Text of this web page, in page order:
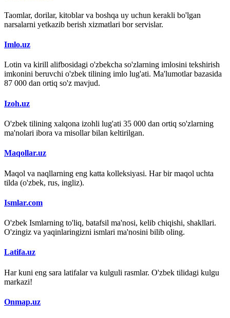
Taomlar, dorilar, kitoblar va boshqa uy uchun kerakli bo'lgan
narsalarni yetkazib berish xizmatlari bor servislar.
Imlo.uz
Lotin va kirill alifbosidagi o'zbekcha so'zlarning imlosini tekshirish
imkonini beruvchi o'zbek tilining imlo lug'ati. Ma'lumotlar bazasida
87 000 dan ortiq so'z mavjud.
Izoh.uz
O'zbek tilining xalqona izohli lug'ati 35 000 dan ortiq so'zlarning
ma'nolari ibora va misollar bilan keltirilgan.
Maqollar.uz
Maqol va naqllarning eng katta kolleksiyasi. Har bir maqol uchta
tilda (o'zbek, rus, ingliz).
Ismlar.com
O'zbek Ismlarning to'liq, batafsil ma'nosi, kelib chiqishi, shakllari.
O'zingiz va yaqinlaringizni ismlari ma'nosini bilib oling.
Latifa.uz
Har kuni eng sara latifalar va kulguli rasmlar. O'zbek tilidagi kulgu
markazi!
Onmap.uz